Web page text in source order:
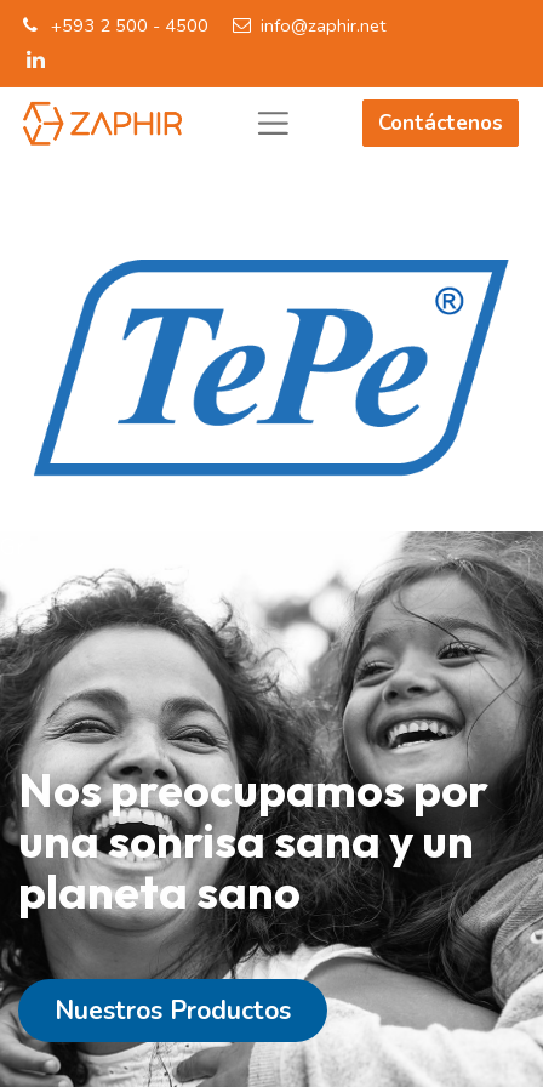
+593 2 500 - 4500 info@zaphir.net
Contáctenos
Nos preocupamos por
una sonrisa sana y un
planeta sano
Nuestros Productos